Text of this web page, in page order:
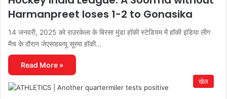
Harmanpreet loses 1-2 to Gonasika
14 जनवरी, 2025 को राउरकेला के बिरसा मुंडा हॉकी स्टेडियम में हॉकी इंडिया लीग
मैच के दौरान जेएसडब्ल्यू सूरमा हॉकी…
Read More »
खेल